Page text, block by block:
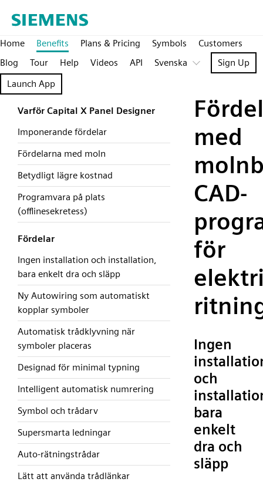
Home Benefits Plans & Pricing Symbols
Customers
Blog
Tour Help Videos API Svenska
Sign Up
Launch App
Varför Capital X Panel Designer
Imponerande fördelar
Fördelarna med moln
Betydligt lägre kostnad
Programvara på plats
(offlinesekretess)
Fördelar
Ingen installation och installation,
bara enkelt dra och släpp
Ny Autowiring som automatiskt
kopplar symboler
Automatisk trådklyvning när
symboler placeras
Designad för minimal typning
Intelligent automatisk numrering
Symbol och trådarv
Supersmarta ledningar
Auto-rätningstrådar
Lätt att använda trådlänkar
med
CAD-
för
Ingen
och
bara
enkelt
dra och
släpp